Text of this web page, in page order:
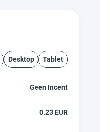
Desktop Tablet
Geen Incent
0.23 EUR